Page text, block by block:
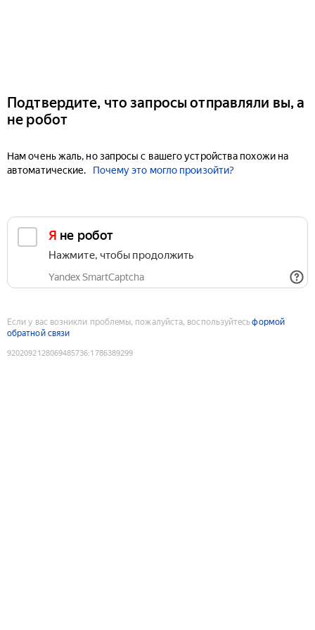
Подтвердите, что запросы отправляли вы, а
не робот
Нам очень жаль, но запросы с вашего устройства похожи на
автоматические.
Почему это могло произойти?
Я не робот
Нажмите, чтобы продолжить
Yandex SmartCaptcha
Если у вас возникли проблемы, пожалуйста, воспользуйтесьформой
обратной связи
9202092128069485736:1786389299